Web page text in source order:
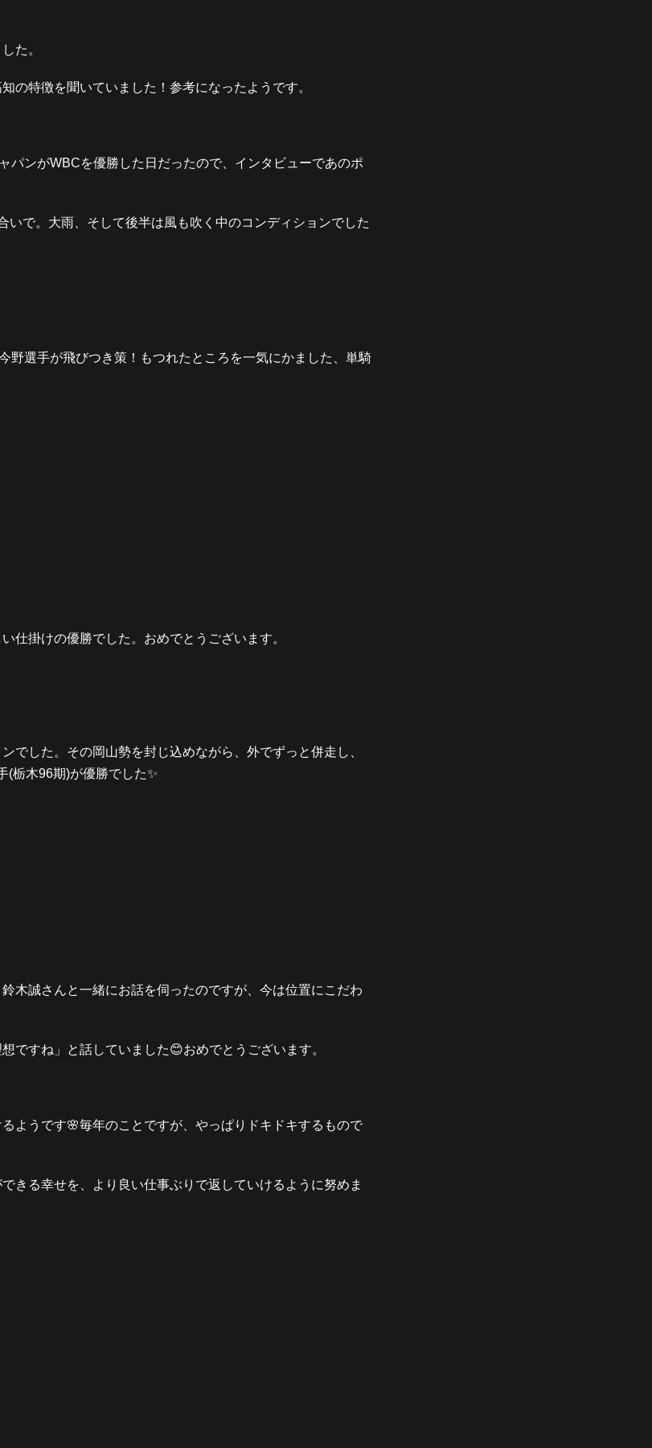
た。
の特徴を聞いていました！参考になったようです。
パンがWBCを優勝した日だったので、インタビューであのポ
で。大雨、そして後半は風も吹く中のコンディションでした
野選手が飛びつき策！もつれたところを一気にかました、単騎
仕掛けの優勝でした。おめでとうございます。
でした。その岡山勢を封じ込めながら、外でずっと併走し、
(栃木96期)が優勝でした✨
木誠さんと一緒にお話を伺ったのですが、今は位置にこだわ
ですね」と話していました😊おめでとうございます。
ようです🌸毎年のことですが、やっぱりドキドキするもので
きる幸せを、より良い仕事ぶりで返していけるように努めま